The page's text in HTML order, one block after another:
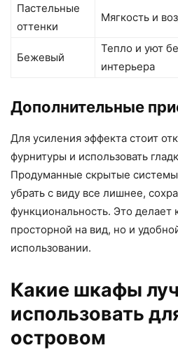
Пастельные
оттенки
Мягкость и
Бежевый
Тепло и уют
интерьера
Дополнительные
Для усиления эффекта стоит
фурнитуры и использовать
Продуманные скрытые
убрать с виду все лишнее,
функциональность. Это делает
просторной на вид, но и
использовании.
Какие шкафы
использовать
островом